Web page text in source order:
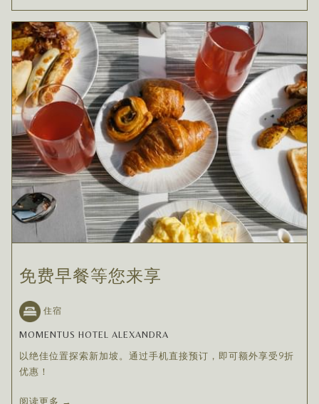
免费早餐等您来享
住宿
MOMENTUS HOTEL ALEXANDRA
以绝佳位置探索新加坡。通过手机直接预订，即可额外享受9折
优惠！
阅读更多